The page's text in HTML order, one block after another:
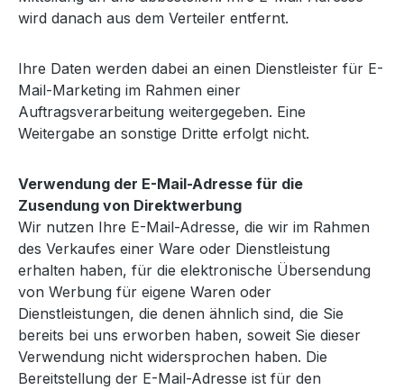
wird danach aus dem Verteiler entfernt.
Ihre Daten werden dabei an einen Dienstleister für E-
Mail-Marketing im Rahmen einer
Auftragsverarbeitung weitergegeben. Eine
Weitergabe an sonstige Dritte erfolgt nicht.
Verwendung der E-Mail-Adresse für die
Zusendung von Direktwerbung
Wir nutzen Ihre E-Mail-Adresse, die wir im Rahmen
des Verkaufes einer Ware oder Dienstleistung
erhalten haben, für die elektronische Übersendung
von Werbung für eigene Waren oder
Dienstleistungen, die denen ähnlich sind, die Sie
bereits bei uns erworben haben, soweit Sie dieser
Verwendung nicht widersprochen haben. Die
Bereitstellung der E-Mail-Adresse ist für den